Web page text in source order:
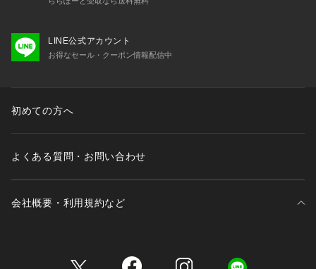
LINE公式アカウント
お得なセール・クーポン情報配信中
初めての方へ
よくある質問・お問い合わせ
会社概要・利用規約など